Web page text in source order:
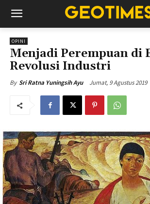
OPINI
Menjadi Perempuan di
Revolusi Industri
By Sri Ratna Yuningsih Ayu Jumat, 9 Agustus 2019